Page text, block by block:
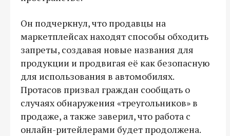
Он подчеркнул, что продавцы на
маркетплейсах находят способы обходить
запреты, создавая новые названия для
продукции и продвигая её как безопасную
для использования в автомобилях.
Протасов призвал граждан сообщать о
случаях обнаружения «треугольников» в
продаже, а также заверил, что работа с
онлайн-ритейлерами будет продолжена.